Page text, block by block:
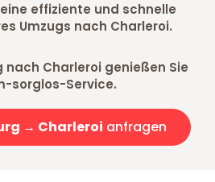
effiziente und schnelle
Umzugs nach Charleroi.
nach Charleroi genießen Sie
sorglos-Service.
→ Charleroi anfragen